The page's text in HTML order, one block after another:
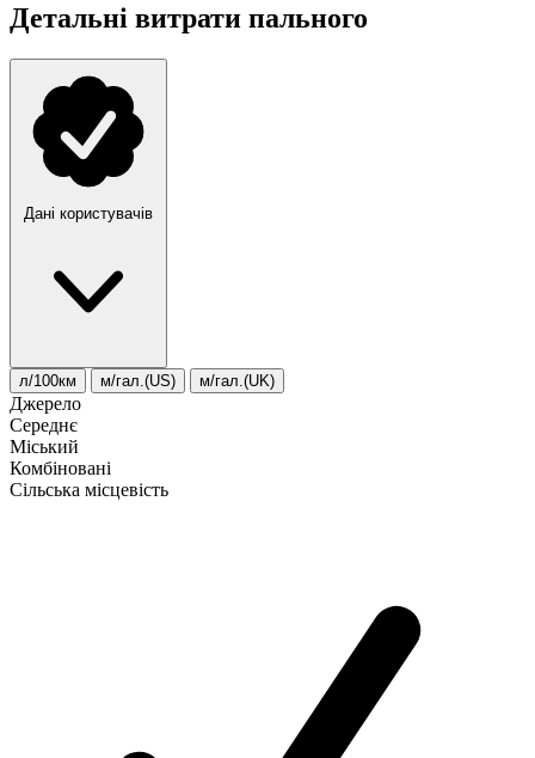
Детальні витрати пального
Дані користувачів
л/100км м/гал.(US) м/гал.(UK)
Джерело
Середнє
Міський
Комбіновані
Сільська місцевість